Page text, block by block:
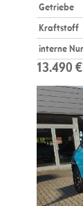
Getriebe
Kraftstoff
interne
13.490 €